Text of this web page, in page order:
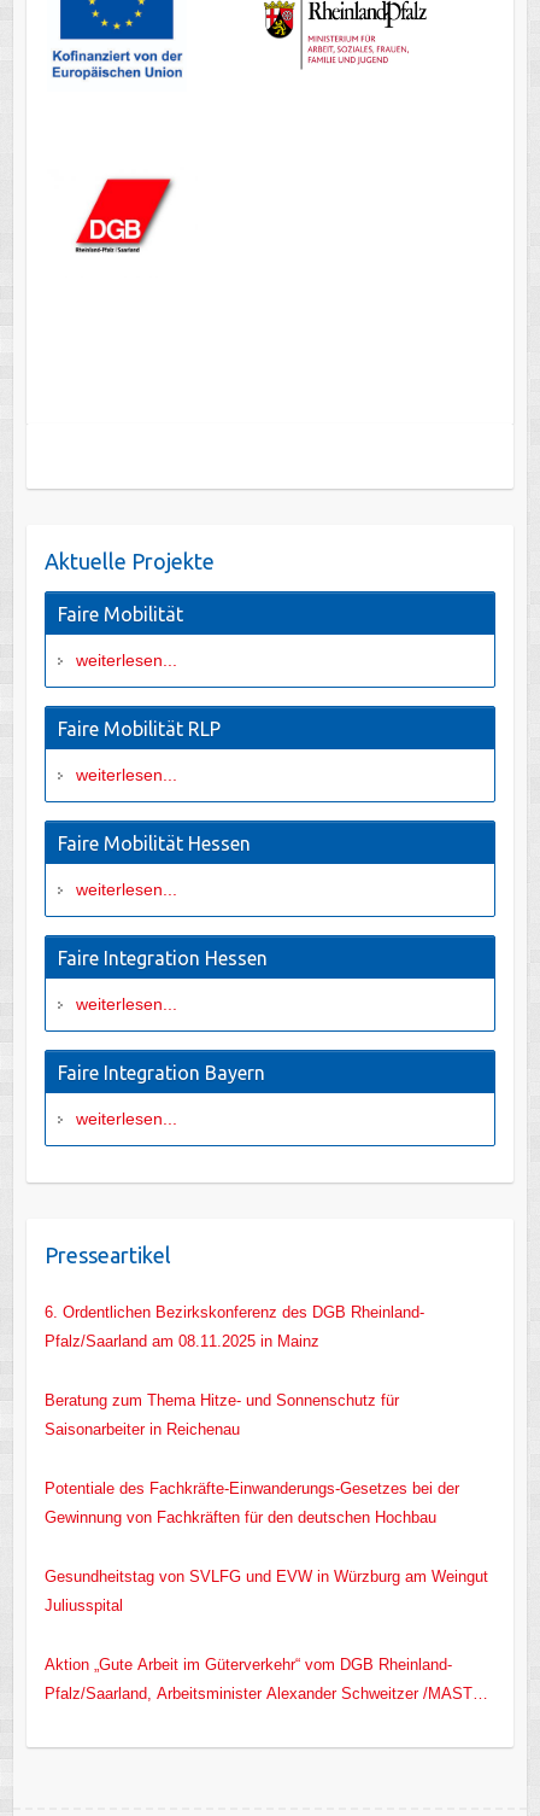
Aktuelle Projekte
Faire Mobilität
weiterlesen...
Faire Mobilität RLP
weiterlesen...
Faire Mobilität Hessen
weiterlesen...
Faire Integration Hessen
weiterlesen...
Faire Integration Bayern
weiterlesen...
Presseartikel
6. Ordentlichen Bezirkskonferenz des DGB Rheinland-
Pfalz/Saarland am 08.11.2025 in Mainz
Beratung zum Thema Hitze- und Sonnenschutz für
Saisonarbeiter in Reichenau
Potentiale des Fachkräfte-Einwanderungs-Gesetzes bei der
Gewinnung von Fachkräften für den deutschen Hochbau
Gesundheitstag von SVLFG und EVW in Würzburg am Weingut
Juliusspital
Aktion „Gute Arbeit im Güterverkehr“ vom DGB Rheinland-
Pfalz/Saarland, Arbeitsminister Alexander Schweitzer /MASTD